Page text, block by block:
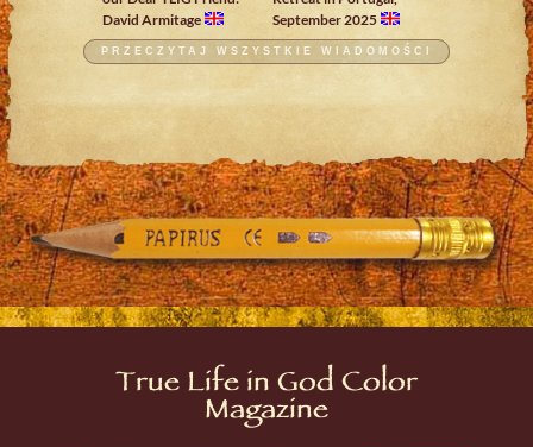
David Armitage
September 2025
PRZECZYTAJ WSZYSTKIE WIADOMOŚCI
True Life in God Color
Magazine